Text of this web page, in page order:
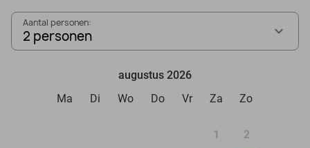
Aantal personen:
2 personen
augustus 2026
Ma
Di Wo Do Vr Za Zo
1 2